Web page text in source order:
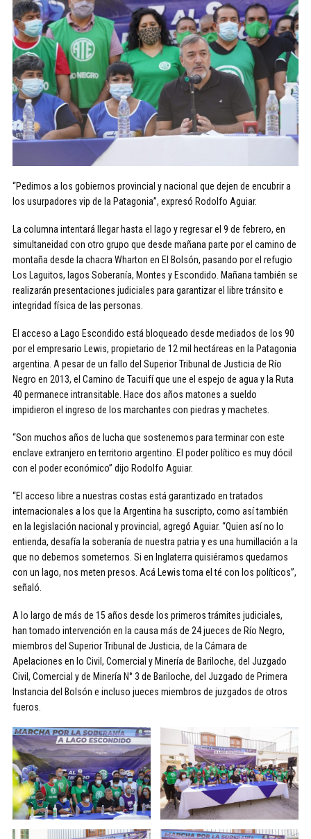
“Pedimos a los gobiernos provincial y nacional que dejen de encubrir a
los usurpadores vip de la Patagonia”, expresó Rodolfo Aguiar.
La columna intentará llegar hasta el lago y regresar el 9 de febrero, en
simultaneidad con otro grupo que desde mañana parte por el camino de
montaña desde la chacra Wharton en El Bolsón, pasando por el refugio
Los Laguitos, lagos Soberanía, Montes y Escondido. Mañana también se
realizarán presentaciones judiciales para garantizar el libre tránsito e
integridad física de las personas.
El acceso a Lago Escondido está bloqueado desde mediados de los 90
por el empresario Lewis, propietario de 12 mil hectáreas en la Patagonia
argentina. A pesar de un fallo del Superior Tribunal de Justicia de Río
Negro en 2013, el Camino de Tacuifí que une el espejo de agua y la Ruta
40 permanece intransitable. Hace dos años matones a sueldo
impidieron el ingreso de los marchantes con piedras y machetes.
“Son muchos años de lucha que sostenemos para terminar con este
enclave extranjero en territorio argentino. El poder político es muy dócil
con el poder económico” dijo Rodolfo Aguiar.
“El acceso libre a nuestras costas está garantizado en tratados
internacionales a los que la Argentina ha suscripto, como así también
en la legislación nacional y provincial, agregó Aguiar. “Quien así no lo
entienda, desafía la soberanía de nuestra patria y es una humillación a la
que no debemos someternos. Si en Inglaterra quisiéramos quedarnos
con un lago, nos meten presos. Acá Lewis toma el té con los políticos”,
señaló.
A lo largo de más de 15 años desde los primeros trámites judiciales,
han tomado intervención en la causa más de 24 jueces de Río Negro,
miembros del Superior Tribunal de Justicia, de la Cámara de
Apelaciones en lo Civil, Comercial y Minería de Bariloche, del Juzgado
Civil, Comercial y de Minería N° 3 de Bariloche, del Juzgado de Primera
Instancia del Bolsón e incluso jueces miembros de juzgados de otros
fueros.